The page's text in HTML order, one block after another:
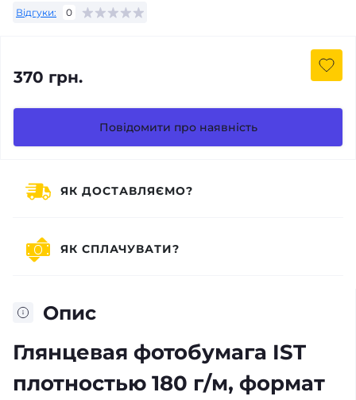
Відгуки: 0
370 грн.
Повідомити про наявність
Опис
Глянцевая фотобумага IST
плотностью 180 г/м, формат
ЯК ДОСТАВЛЯЄМО?
ЯК СПЛАЧУВАТИ?